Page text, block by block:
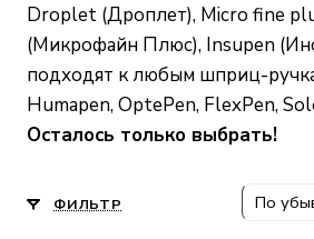
Droplet (Дроплет), Micro fine
(Микрофайн Плюс), Insupen
подходят к любым шприц-
Humapen, OptePen, FlexPen,
Осталось только выбрать!
ФИЛЬТР